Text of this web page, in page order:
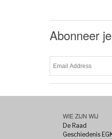
Abonneer
WIE ZIJN WIJ
De Raad
Geschiedenis